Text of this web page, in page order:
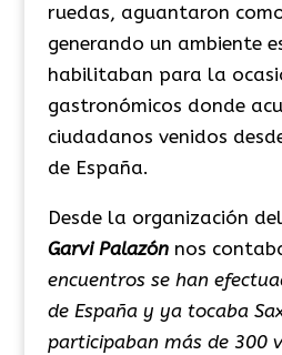
ruedas, aguantaron
generando un ambiente
habilitaban para la
gastronómicos donde
ciudadanos venidos
de España.
Desde la organización
Garvi Palazón nos
encuentros se han
de España y ya tocaba
participaban más de 300